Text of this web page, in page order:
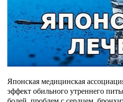
Японская медицинская
эффект обильного утреннего